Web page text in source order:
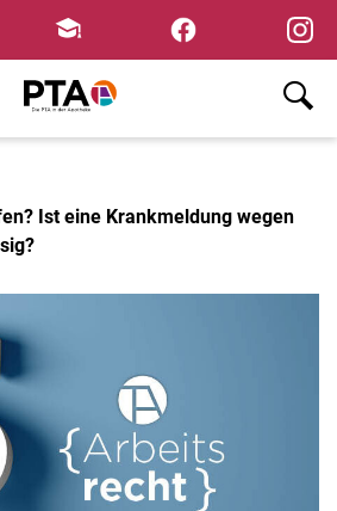
Fortbildungen
Home
Ist eine Krankmeldung wegen
×